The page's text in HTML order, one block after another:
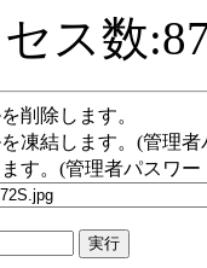
ス数
削除します。
凍結します。(管理
す。(管理者パスワー